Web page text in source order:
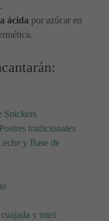
ácida por azúcar en
Snickers
tradicionales
y Base de
y miel